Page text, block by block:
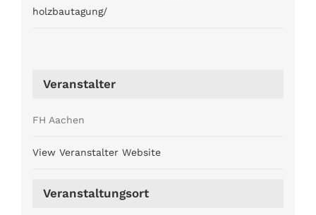
holzbautagung/
Veranstaltungsort
Veranstalter
FH Aachen
View Veranstalter Website